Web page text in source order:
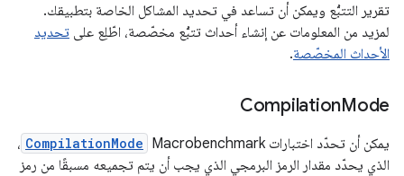
تقرير التتبُّع ويمكن أن تساعد في تحديد المشاكل الخاصة بتطبيقك.
لمزيد من المعلومات عن إنشاء أحداث تتبُّع مخصّصة، اطّلِع على تحديد
الأحداث المخصّصة.
CompilationMode
يمكن أن تحدّد اختبارات Macrobenchmark CompilationMode ،
الذي يحدّد مقدار الرمز البرمجي الذي يجب أن يتم تجميعه مسبقًا من رمز